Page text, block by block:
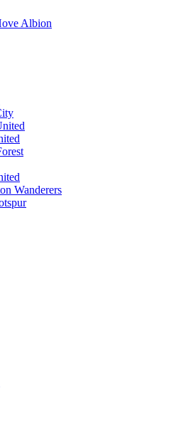
Albion
Wanderers